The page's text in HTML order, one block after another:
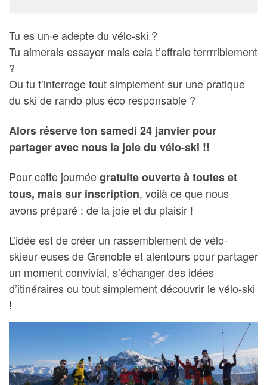
Tu es un·e adepte du vélo-ski ?
Tu aimerais essayer mais cela t’effraie terrrriblement
?
Ou tu t’interroge tout simplement sur une pratique
du ski de rando plus éco responsable ?
Alors réserve ton samedi 24 janvier pour
partager avec nous la joie du vélo-ski !!
Pour cette journéegratuite ouverte à toutes et
tous, mais sur inscription, voilà ce que nous
avons préparé : de la joie et du plaisir !
L’idée est de créer un rassemblement de vélo-
skieur·euses de Grenoble et alentours pour partager
un moment convivial, s’échanger des idées
d’itinéraires ou tout simplement découvrir le vélo-ski
!